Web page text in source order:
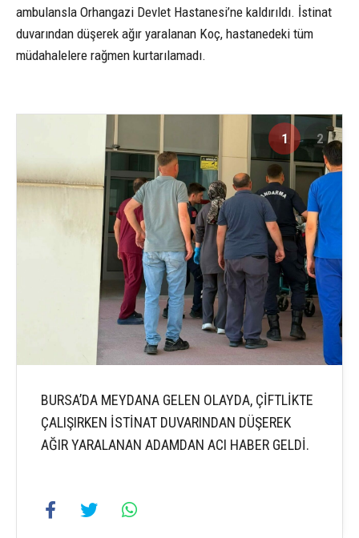
ambulansla Orhangazi Devlet Hastanesi’ne kaldırıldı. İstinat
duvarından düşerek ağır yaralanan Koç, hastanedeki tüm
müdahalelere rağmen kurtarılamadı.
1 2
BURSA’DA MEYDANA GELEN OLAYDA, ÇİFTLİKTE
ÇALIŞIRKEN İSTİNAT DUVARINDAN DÜŞEREK
AĞIR YARALANAN ADAMDAN ACI HABER GELDİ.